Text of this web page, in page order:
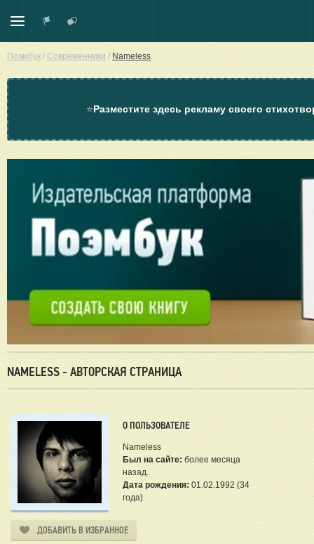
Поэмбук / Современники / Nameless
⭐Разместите здесь рекламу своего
NAMELESS - АВТОРСКАЯ СТРАНИЦА
О ПОЛЬЗОВАТЕЛЕ
Nameless
Был на сайте: более месяца
назад.
Дата рождения: 01.02.1992 (34
года)
ДОБАВИТЬ В ИЗБРАННОЕ